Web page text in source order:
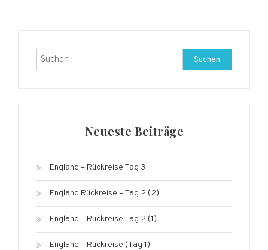
Suchen
nach:
Neueste Beiträge
England – Rückreise Tag 3
England Rückreise – Tag 2 (2)
England – Rückreise Tag 2 (1)
England – Rückreise (Tag 1)